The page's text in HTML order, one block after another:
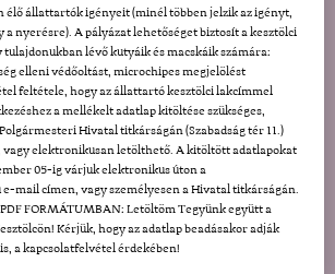
élő állattartók igényeit (minél többen jelzik az igényt,
a nyerésre). A pályázat lehetőséget biztosít a kesztölci
tulajdonukban lévő kutyáik és macskáik számára:
elleni védőoltást, microchipes megjelölést
feltétele, hogy az állattartó kesztölci lakcímmel
a mellékelt adatlap kitöltése szükséges,
Hivatal titkárságán (Szabadság tér 11.)
elektronikusan letölthető. A kitöltött adatlapokat
05-ig várjuk elektronikus úton a
mail címen, vagy személyesen a Hivatal titkárságán.
PDF FORMÁTUMBAN: Letöltöm Tegyünk együtt a
Kérjük, hogy az adatlap beadásakor adják
a kapcsolatfelvétel érdekében!